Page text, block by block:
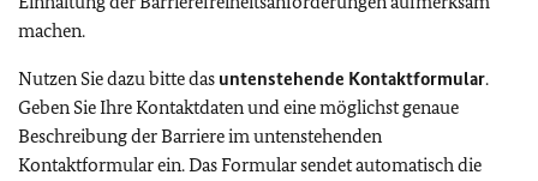
machen.
Nutzen Sie dazu bitte das untenstehende Kontaktformular.
Geben Sie Ihre Kontaktdaten und eine möglichst genaue
Beschreibung der Barriere im untenstehenden
Kontaktformular ein. Das Formular sendet automatisch die